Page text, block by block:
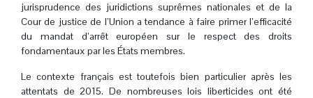
jurisprudence des juridictions suprêmes nationales et de la
Cour de justice de l’Union a tendance à faire primer l’efficacité
du mandat d’arrêt européen sur le respect des droits
fondamentaux par les États membres.
Le contexte français est toutefois bien particulier après les
attentats de 2015. De nombreuses lois liberticides ont été